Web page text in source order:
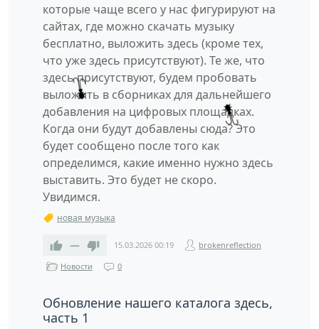
которые чаще всего у нас фигурируют на
сайтах, где можно скачать музыку
бесплатно, выложить здесь (кроме тех,
что уже здесь присутствуют). Те же, что
здесь присутствуют, будем пробовать
выложить в сборниках для дальнейшего
добавления на цифровых площадках.
Когда они будут добавлены сюда? Это
будет сообщено после того как
определимся, какие именно нужно здесь
выставить. Это будет не скоро.
Увидимся.
новая музыка
— 15.03.2026 00:19
brokenreflection
Новости
0
Обновление нашего каталога здесь,
часть 1